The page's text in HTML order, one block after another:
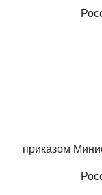
приказом